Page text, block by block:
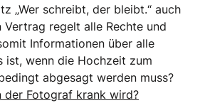
„Wer schreibt, der bleibt.“ auch
Vertrag regelt alle Rechte und
Informationen über alle
ist, wenn die Hochzeit zum
abgesagt werden muss?
der Fotograf krank wird?